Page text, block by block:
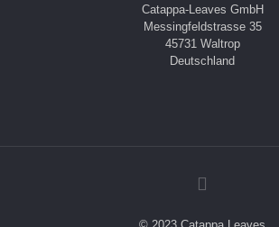
Catappa-Leaves GmbH
Messingfeldstrasse 35
45731 Waltrop
Deutschland